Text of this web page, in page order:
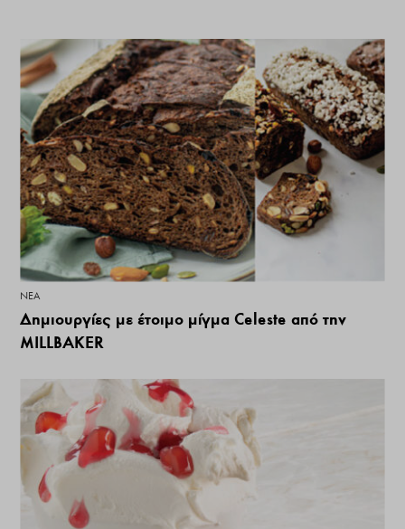
ΝΕΑ
Δημιουργίες με έτοιμο μίγμα Celeste από την
MILLBAKER